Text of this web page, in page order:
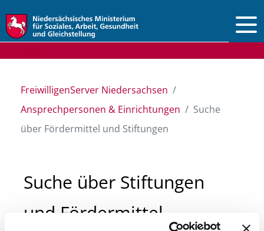
FreiwilligenServer Niedersachsen
Ansprechpersonen & Einrichtungen
Suche
über Fördermittel und Stiftungen
Suche über Stiftungen
und Fördermittel